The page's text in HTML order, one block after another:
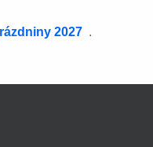
2027 .